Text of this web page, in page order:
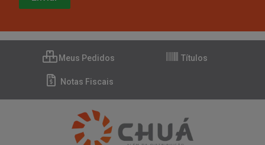
Meus Pedidos Títulos
Notas Fiscais